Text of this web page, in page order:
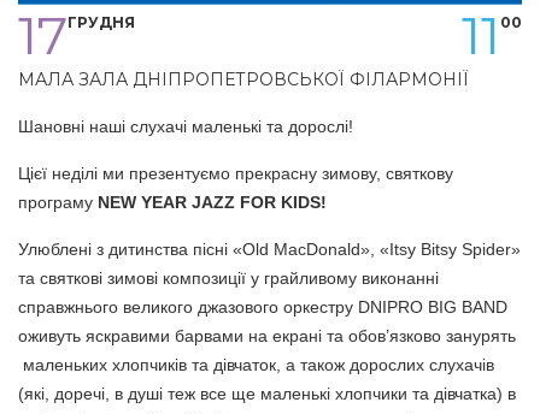
17ГРУДНЯ 00
11
МАЛА ЗАЛА ДНІПРОПЕТРОВСЬКОЇ ФІЛАРМОНІЇ
Шановні наші слухачі маленькі та дорослі!
Цієї неділі ми презентуємо прекрасну зимову, святкову
програму NEW YEAR JAZZ FOR KIDS!
Улюблені з дитинства пісні «Old MacDonald», «Itsy Bitsy Spider»
та святкові зимові композиції у грайливому виконанні
справжнього великого джазового оркестру DNIPRO BIG BAND
оживуть яскравими барвами на екрані та обов’язково занурять
маленьких хлопчиків та дівчаток, а також дорослих слухачів
(які, доречі, в душі теж все ще маленькі хлопчики та дівчатка) в